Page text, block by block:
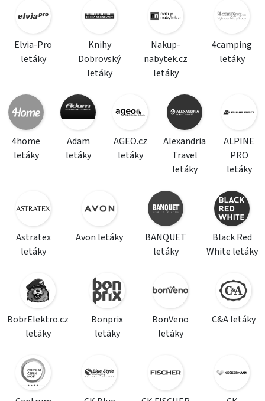
Elvia-Pro
letáky
Knihy
Dobrovský
letáky
Nakup-
nabytek.cz
letáky
4camping
letáky
4home
letáky
Adam
letáky
AGEO.cz
letáky
Alexandria
Travel
letáky
ALPINE
PRO
letáky
Astratex
letáky
Avon letáky
BANQUET
letáky
Black Red
White letáky
BobrElektro.cz
letáky
Bonprix
letáky
BonVeno
letáky
C&A letáky